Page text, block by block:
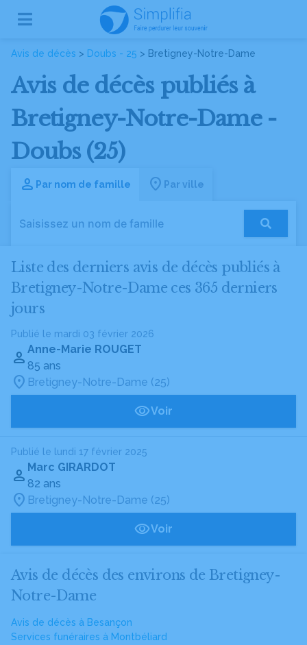
Avis de décès > Doubs - 25 > Bretigney-Notre-Dame
Avis de décès publiés à
Bretigney-Notre-Dame -
Doubs (25)
Par nom de famille Par ville
Liste des derniers avis de décès publiés à
Bretigney-Notre-Dame ces 365 derniers
jours
Publié le mardi 03 février 2026
Anne-Marie ROUGET
85 ans
Bretigney-Notre-Dame (25)
Voir
Publié le lundi 17 février 2025
Marc GIRARDOT
82 ans
Bretigney-Notre-Dame (25)
Voir
Avis de décès des environs de Bretigney-
Notre-Dame
Avis de décès à Besançon
Services funéraires à Montbéliard